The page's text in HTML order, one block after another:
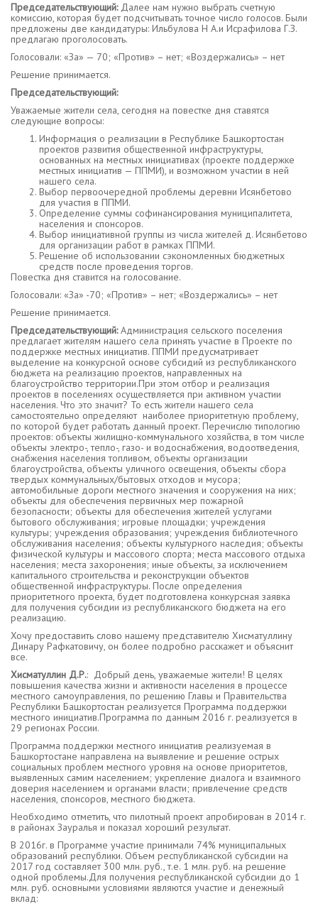
Председательствующий: Далее нам нужно выбрать счетную
комиссию, которая будет подсчитывать точное число голосов. Были
предложены две кандидатуры: Ильбулова Н А.и Исрафилова Г.З.
предлагаю проголосовать.
Голосовали: «За» — 70; «Против» – нет; «Воздержались» – нет
Решение принимается.
Председательствующий:
Уважаемые жители села, сегодня на повестке дня ставятся
следующие вопросы:
Информация о реализации в Республике Башкортостан
проектов развития общественной инфраструктуры,
основанных на местных инициативах (проекте поддержке
местных инициатив — ППМИ), и возможном участии в ней
нашего села.
Выбор первоочередной проблемы деревни Исянбетово
для участия в ППМИ.
Определение суммы софинансирования муниципалитета,
населения и спонсоров.
Выбор инициативной группы из числа жителей д. Исянбетово
для организации работ в рамках ППМИ.
Решение об использовании сэкономленных бюджетных
средств после проведения торгов.
Повестка дня ставится на голосование.
Голосовали: «За» -70; «Против» – нет; «Воздержались» – нет
Решение принимается.
Председательствующий:Администрация сельского поселения
предлагает жителям нашего села принять участие в Проекте по
поддержке местных инициатив. ППМИ предусматривает
выделение на конкурсной основе субсидий из республиканского
бюджета на реализацию проектов, направленных на
благоустройство территории.При этом отбор и реализация
проектов в поселениях осуществляется при активном участии
населения. Что это значит? То есть жители нашего села
самостоятельно определяют наиболее приоритетную проблему,
по которой будет работать данный проект. Перечислю типологию
проектов: объекты жилищно-коммунального хозяйства, в том числе
объекты электро-, тепло-, газо- и водоснабжения, водоотведения,
снабжения населения топливом, объекты организации
благоустройства, объекты уличного освещения, объекты сбора
твердых коммунальных/бытовых отходов и мусора;
автомобильные дороги местного значения и сооружения на них;
объекты для обеспечения первичных мер пожарной
безопасности; объекты для обеспечения жителей услугами
бытового обслуживания; игровые площадки; учреждения
культуры; учреждения образования; учреждения библиотечного
обслуживания населения; объекты культурного наследия; объекты
физической культуры и массового спорта; места массового отдыха
населения; места захоронения; иные объекты, за исключением
капитального строительства и реконструкции объектов
общественной инфраструктуры. После определения
приоритетного проекта, будет подготовлена конкурсная заявка
для получения субсидии из республиканского бюджета на его
реализацию.
Хочу предоставить слово нашему представителю Хисматуллину
Динару Рафкатовичу, он более подробно расскажет и объяснит
все.
Хисматуллин Д.Р.: Добрый день, уважаемые жители! В целях
повышения качества жизни и активности населения в процессе
местного самоуправления, по решению Главы и Правительства
Республики Башкортостан реализуется Программа поддержки
местного инициатив.Программа по данным 2016 г. реализуется в
29 регионах России.
Программа поддержки местного инициатив реализуемая в
Башкортостане направлена на выявление и решение острых
социальных проблем местного уровня на основе приоритетов,
выявленных самим населением; укрепление диалога и взаимного
доверия населением и органами власти; привлечение средств
населения, спонсоров, местного бюджета.
Необходимо отметить, что пилотный проект апробирован в 2014 г.
в районах Зауралья и показал хороший результат.
В 2016г. в Программе участие принимали 74% муниципальных
образований республики. Объем республиканской субсидии на
2017 год составляет 300 млн. руб., т.е. 1 млн. руб. на решение
одной проблемы.Для получения республиканской субсидии до 1
млн. руб. основными условиями являются участие и денежный
вклад: